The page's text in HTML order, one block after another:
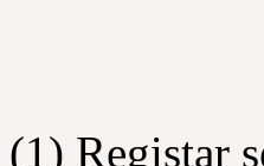
(1) Registar